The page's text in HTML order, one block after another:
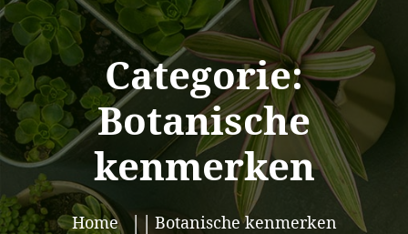
Categorie:
Botanische
kenmerken
Home Botanische kenmerken